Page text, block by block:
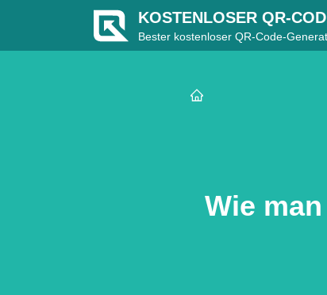
KOSTENLOSER QR-
Bester kostenloser QR-Code-
Wie